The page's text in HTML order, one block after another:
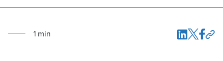
1 min